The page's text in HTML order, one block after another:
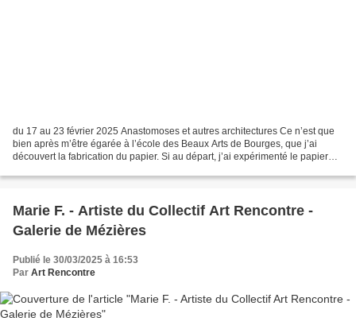
du 17 au 23 février 2025 Anastomoses et autres architectures Ce n’est que
bien après m’être égarée à l’école des Beaux Arts de Bourges, que j’ai
découvert la fabrication du papier. Si au départ, j’ai expérimenté le papier
Marie F. - Artiste du Collectif Art Rencontre -
Galerie de Mézières
Publié le 30/03/2025 à 16:53
Par Art Rencontre